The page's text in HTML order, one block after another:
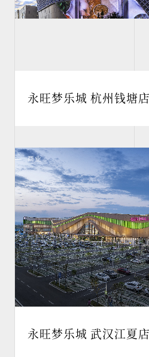
永旺梦乐城 杭州钱塘店
商业
永旺梦乐城 武汉江夏店